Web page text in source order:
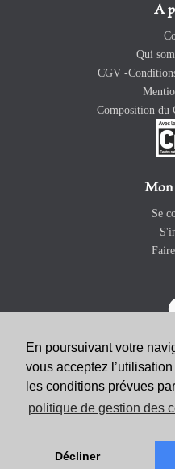
En poursuivant votre
vous acceptez
les conditions prévues
politique de gestion des
Décliner
A
Qui
CGV -
Composition du
Mon
Se
Copyright 2026 Revue Catholique